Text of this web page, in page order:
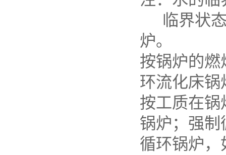
临界状态
炉。
按锅炉的
环流化床锅
按工质在
锅炉；强
循环锅炉